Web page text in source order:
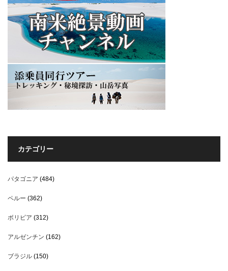
カテゴリー
パタゴニア (484)
ペルー (362)
ボリビア (312)
アルゼンチン (162)
ブラジル (150)